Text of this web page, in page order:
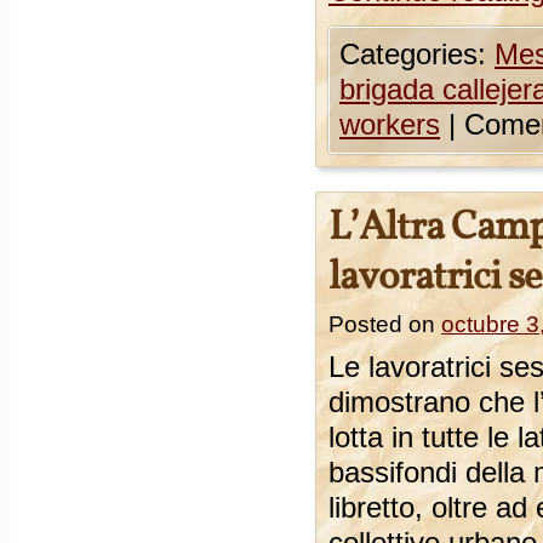
Categories:
brigada
workers |
L’Altra
lavoratrici
Posted on octubre
Le lavoratrici
dimostrano che
lotta in tutte le
bassifondi della
libretto, oltre ad